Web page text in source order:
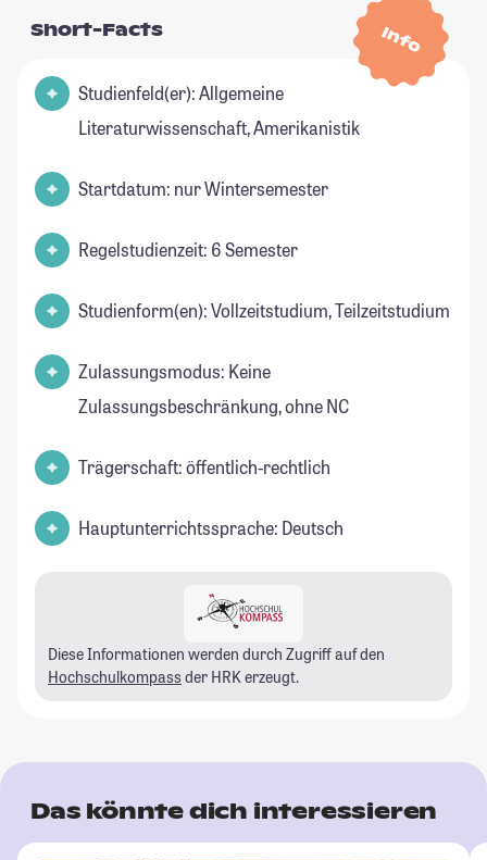
Info
Short-Facts
Studienfeld(er): Allgemeine
Literaturwissenschaft, Amerikanistik
Startdatum: nur Wintersemester
Regelstudienzeit: 6 Semester
Studienform(en): Vollzeitstudium, Teilzeitstudium
Zulassungsmodus: Keine
Zulassungsbeschränkung, ohne NC
Trägerschaft: öffentlich-rechtlich
Hauptunterrichtssprache: Deutsch
Diese Informationen werden durch Zugriff auf den
Hochschulkompass der HRK erzeugt.
Das könnte dich interessieren